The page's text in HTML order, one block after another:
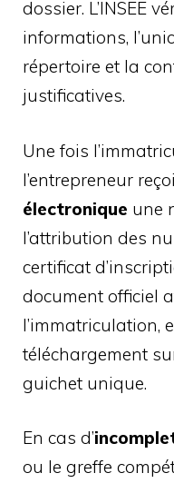
dossier. L’INSEE
informations,
répertoire et la
justificatives.
Une fois
l’entrepreneur
électronique une
l’attribution des
certificat
document officiel
l’immatriculation,
téléchargement
guichet unique.
En cas d’
ou le greffe